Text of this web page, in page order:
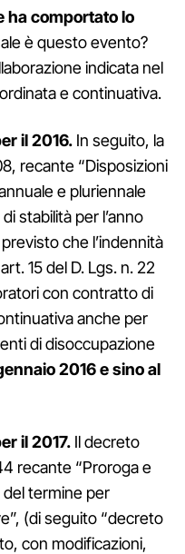
ha comportato lo
è questo evento?
indicata nel
e continuativa.
il 2016. In seguito, la
recante “Disposizioni
e pluriennale
stabilità per l’anno
previsto che l’indennità
15 del D. Lgs. n. 22
con contratto di
anche per
di disoccupazione
2016 e sino al
il 2017. Il decreto
recante “Proroga e
termine per
(di seguito “decreto
con modificazioni,